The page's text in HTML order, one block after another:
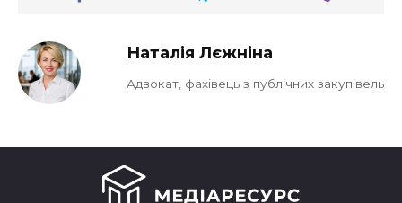
Наталія Лєжніна
Адвокат, фахівець з публічних закупівель